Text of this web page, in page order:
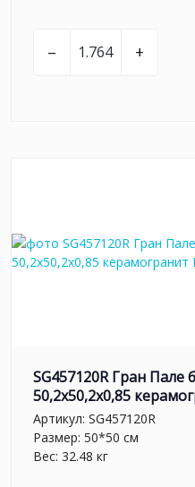
– +
SG457120R Гран Пале
50,2x50,2x0,85
Артикул: SG457120R
Размер: 50*50 см
Вес: 32.48 кг